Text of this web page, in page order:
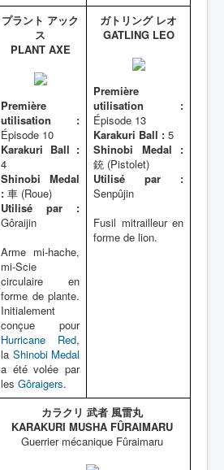
プラント アック
ス
PLANT AXE
Première
utilisation :
Épisode 10
Karakuri Ball :
4
Shinobi Medal
: 車 (Roue)
Utilisé par :
Gôraijin
Arme mi-hache,
mi-Scie
circulaire en
forme de plante.
Initialement
conçue pour
Hurricane Red,
la Shinobi Medal
a été volée par
les Gôraigers.
ガトリング レオ
GATLING LEO
Première
utilisation :
Épisode 13
Karakuri Ball : 5
Shinobi Medal :
銃 (Pistolet)
Utilisé par :
Senpûjin
Fusil mitrailleur en
forme de lion.
カラクリ 武者 風雷丸
KARAKURI MUSHA FÛRAIMARU
Guerrier mécanique Fûraimaru